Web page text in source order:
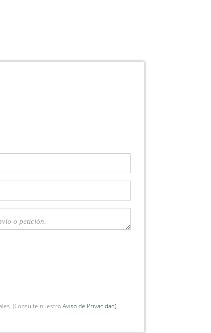
(Consulte nuestroAviso de Privacidad)